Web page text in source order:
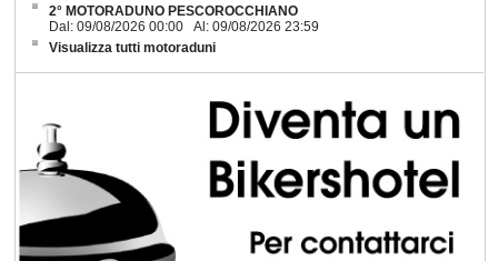
2° MOTORADUNO PESCOROCCHIANO
Dal: 09/08/2026 00:00 Al: 09/08/2026 23:59
Visualizza tutti motoraduni